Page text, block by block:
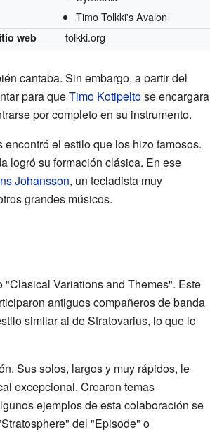
Timo Tolkki's Avalon
web tolkki.org
cantaba. Sin embargo, a partir del
para queTimo Kotipeltose encargara
por completo en su instrumento.
el estilo que los hizo famosos.
logró su formación clásica. En ese
Johansson, un tecladista muy
grandes músicos.
Variations and Themes". Este
antiguos compañeros de banda
similar al de Stratovarius, lo que lo
Sus solos, largos y muy rápidos, le
excepcional. Crearon temas
ejemplos de esta colaboración se
del "Episode" o